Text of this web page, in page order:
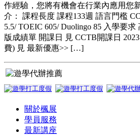
作經驗，您將有機會在行業內應用您
介： 課程長度 課程133週 語言門檻
5.5/ TOEIC 605/ Duolingo 85 入學要
版成績單 開課日 見 CCTB開課日
費) 見 最新優惠>> […]
關於楓展
學員服務
最新講座